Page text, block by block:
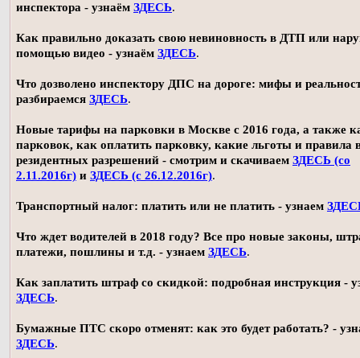
инспектора - узнаём ЗДЕСЬ.
Как правильно доказать свою невиновность в ДТП или
помощью видео - узнаём ЗДЕСЬ.
Что дозволено инспектору ДПС на дороге: мифы и
разбираемся ЗДЕСЬ.
Новые тарифы на парковки в Москве с 2016 года, а также
парковок, как оплатить парковку, какие льготы и правила
резидентных разрешений - смотрим и скачиваем ЗДЕСЬ (со
2.11.2016г) и ЗДЕСЬ (с 26.12.2016г).
Транспортный налог: платить или не платить - узнаем
Что ждет водителей в 2018 году? Все про новые законы,
платежи, пошлины и т.д. - узнаем ЗДЕСЬ.
Как заплатить штраф со скидкой: подробная инструкция -
ЗДЕСЬ.
Бумажные ПТС скоро отменят: как это будет работать? -
ЗДЕСЬ.